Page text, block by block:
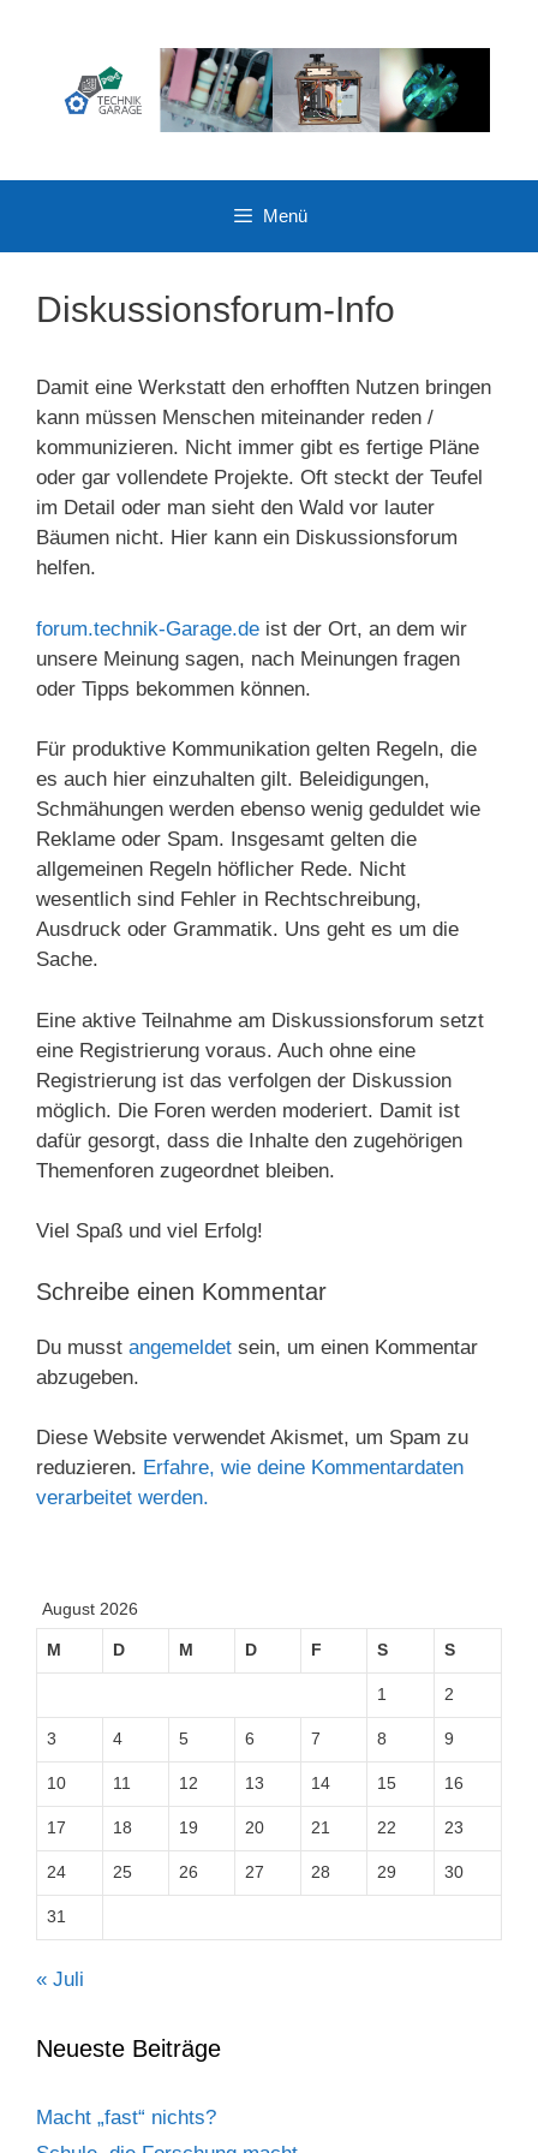
Menü
Diskussionsforum-Info
Damit eine Werkstatt den erhofften Nutzen bringen
kann müssen Menschen miteinander reden /
kommunizieren. Nicht immer gibt es fertige Pläne
oder gar vollendete Projekte. Oft steckt der Teufel
im Detail oder man sieht den Wald vor lauter
Bäumen nicht. Hier kann ein Diskussionsforum
helfen.
forum.technik-Garage.de ist der Ort, an dem wir
unsere Meinung sagen, nach Meinungen fragen
oder Tipps bekommen können.
Für produktive Kommunikation gelten Regeln, die
es auch hier einzuhalten gilt. Beleidigungen,
Schmähungen werden ebenso wenig geduldet wie
Reklame oder Spam. Insgesamt gelten die
allgemeinen Regeln höflicher Rede. Nicht
wesentlich sind Fehler in Rechtschreibung,
Ausdruck oder Grammatik. Uns geht es um die
Sache.
Eine aktive Teilnahme am Diskussionsforum setzt
eine Registrierung voraus. Auch ohne eine
Registrierung ist das verfolgen der Diskussion
möglich. Die Foren werden moderiert. Damit ist
dafür gesorgt, dass die Inhalte den zugehörigen
Themenforen zugeordnet bleiben.
Viel Spaß und viel Erfolg!
Schreibe einen Kommentar
Du musst angemeldet sein, um einen Kommentar
abzugeben.
Diese Website verwendet Akismet, um Spam zu
reduzieren. Erfahre, wie deine Kommentardaten
verarbeitet werden.
August 2026
M D M D F S S
1 2
3 4 5 6 7 8 9
10 11 12 13 14 15 16
17 18 19 20 21 22 23
24 25 26 27 28 29 30
31
« Juli
Neueste Beiträge
Macht „fast“ nichts?